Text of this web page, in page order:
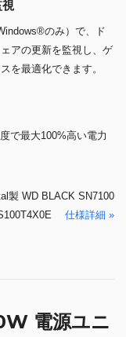
のみ）で、ド
アの更新を監視し、ゲ
を最適化できます。
で最大100%高い電力
製 WD BLACK SN7100
仕様詳細 »
電源ユニ